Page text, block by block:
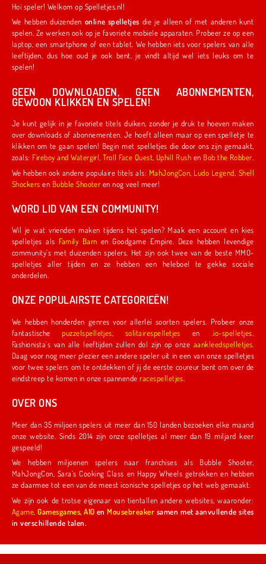
Hoi speler! Welkom op Spelletjes.nl!
We hebben duizenden online spelletjes die je alleen of met anderen kunt
spelen. Ze werken ook op je favoriete mobiele apparaten. Probeer ze op een
laptop, een smartphone of een tablet. We hebben iets voor spelers van alle
leeftijden, dus hoe oud je ook bent, je vindt altijd wel iets leuks om te
spelen!
GEEN DOWNLOADEN, GEEN ABONNEMENTEN,
GEWOON KLIKKEN EN SPELEN!
Je kunt gelijk in je favoriete titels duiken, zonder je druk te hoeven maken
over downloads of abonnementen. Je hoeft alleen maar op een spelletje te
klikken om te gaan spelen! Begin met spelletjes die door ons zijn gemaakt,
zoals:
Fireboy and Watergirl ,Troll Face Quest Uphill Rush en Bob the Robber
We hebben ook andere populaire titels als: MahJongCon Ludo Legend Shell
Shockers en Bubble Shooter en nog veel meer!
WORD LID VAN EEN COMMUNITY!
Wil je wat vrienden maken tijdens het spelen? Maak een account en kies
spelletjes als
Family Barn en Goodgame Empire. Deze hebben levendige
community's met duizenden spelers. Het zijn ook twee van de beste MMO-
spelletjes aller tijden en ze hebben een heleboel te gekke sociale
onderdelen.
ONZE POPULAIRSTE CATEGORIEËN!
We hebben honderden genres voor allerlei soorten spelers. Probeer onze
fantastischepuzzelspelletjes solitairespelletjes en .io-spelletjes
Fashionista's van alle leeftijden zullen dol zijn op onze aankleedspelletjes
Daag voor nog meer plezier een andere speler uit in een van onze spelletjes
voor twee spelers om te ontdekken of jij de eerste coureur bent om over de
eindstreep te komen in onze spannenderacespelletjes
OVER ONS
Meer dan 35 miljoen spelers uit meer dan 150 landen bezoeken elke maand
onze website. Sinds 2014 zijn onze spelletjes al meer dan 19 miljard keer
gespeeld!
We hebben miljoenen spelers naar franchises als Bubble Shooter,
MahJongCon, Sara's Cooking Class en Happy Wheels getrokken en hebben
ze daarmee tot een van de meest iconische spelletjes op het web gemaakt.
We zijn ook de trotse eigenaar van tientallen andere websites, waaronder:
Agame ,Gamesgames,A10 enMousebreaker samen met aanvullende sites
in verschillende talen.